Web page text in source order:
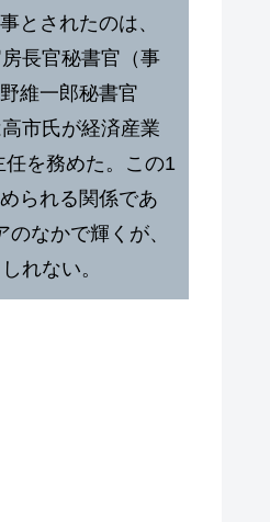
とされたのは、
長官秘書官（事
維一郎秘書官
市氏が経済産業
を務めた。この1
られる関係であ
なかで輝くが、
れない。